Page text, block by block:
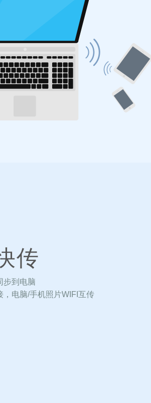
传
步到电脑
，电脑/手机照片WIFI互传